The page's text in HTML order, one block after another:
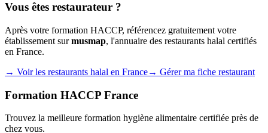
Vous êtes restaurateur ?
Après votre formation HACCP, référencez gratuitement votre
établissement surmusmap, l'annuaire des restaurants halal certifiés
en France.
→ Voir les restaurants halal en France→ Gérer ma fiche restaurant
Formation HACCP France
Trouvez la meilleure formation hygiène alimentaire certifiée près de
chez vous.